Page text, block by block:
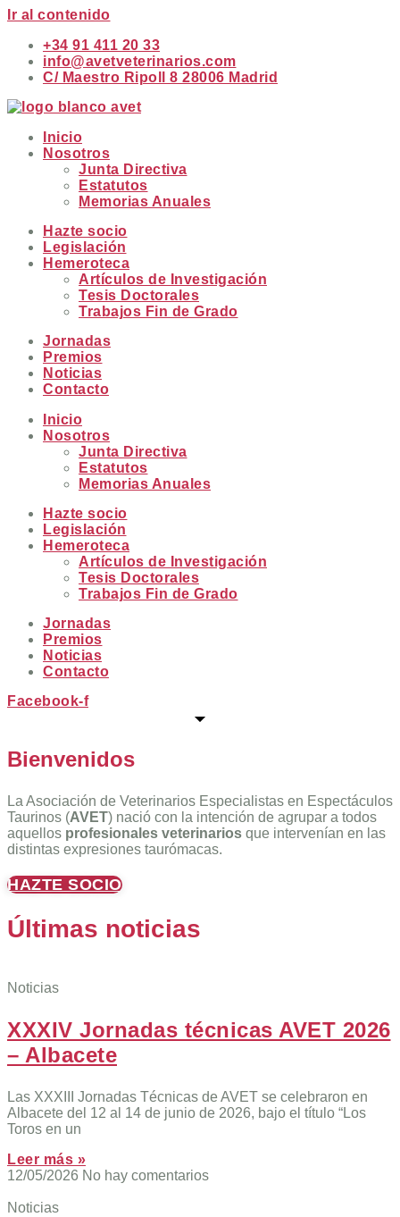
Ir al contenido
+34 91 411 20 33
info@avetveterinarios.com
C/ Maestro Ripoll 8 28006 Madrid
Inicio
Nosotros
Junta Directiva
Estatutos
Memorias Anuales
Hazte socio
Legislación
Hemeroteca
Artículos de Investigación
Tesis Doctorales
Trabajos Fin de Grado
Jornadas
Premios
Noticias
Contacto
Inicio
Nosotros
Junta Directiva
Estatutos
Memorias Anuales
Hazte socio
Legislación
Hemeroteca
Artículos de Investigación
Tesis Doctorales
Trabajos Fin de Grado
Jornadas
Premios
Noticias
Contacto
Facebook-f
Bienvenidos
La Asociación de Veterinarios Especialistas en Espectáculos
Taurinos (AVET) nació con la intención de agrupar a todos
aquellos profesionales veterinarios que intervenían en las
distintas expresiones taurómacas.
HAZTE SOCIO
Últimas noticias
Noticias
XXXIV Jornadas técnicas AVET 2026
– Albacete
Las XXXIII Jornadas Técnicas de AVET se celebraron en
Albacete del 12 al 14 de junio de 2026, bajo el título “Los
Toros en un
Leer más »
12/05/2026 No hay comentarios
Noticias